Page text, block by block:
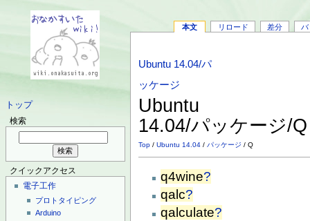
トップ
検索
クイックアクセス
電子工作
プロトタイピング
Arduino
本文 リロード 差分 バ
Ubuntu 14.04/パ
ッケージ
Ubuntu
14.04/パッケージ/
Top /Ubuntu 14.04 / パッケージ / Q
q4wine?
qalc?
qalculate?